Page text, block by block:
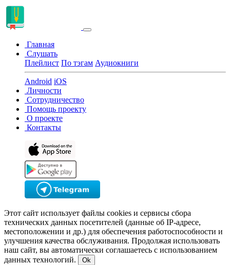
Главная
Слушать
Плейлист По тэгам Аудиокниги
Android iOS
Личности
Сотрудничество
Помощь проекту
О проекте
Контакты
Этот сайт использует файлы cookies и сервисы сбора
технических данных посетителей (данные об IP-адресе,
местоположении и др.) для обеспечения работоспособности и
улучшения качества обслуживания. Продолжая использовать
наш сайт, вы автоматически соглашаетесь с использованием
данных технологий.
Ok